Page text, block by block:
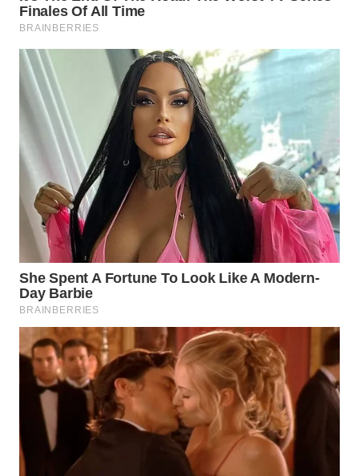
MALUKU
WN
MALUT
WN
DAIRI
DANAU
TOBA
WN
NIAS
WN
LANGKAT
WN
TAPANULI
SELATAN
WN
TANJUNG